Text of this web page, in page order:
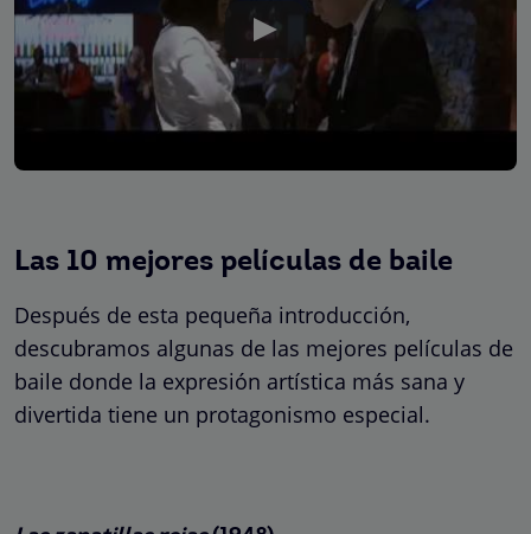
Las 10 mejores películas de baile
Después de esta pequeña introducción,
descubramos algunas de las mejores películas de
baile donde la expresión artística más sana y
divertida tiene un protagonismo especial.